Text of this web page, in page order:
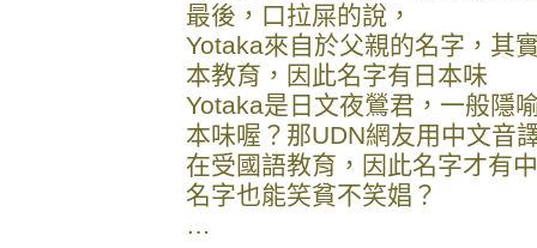
最後，口拉屎的說，
Yotaka來自於父親的名字，其
本教育，因此名字有日本味
Yotaka是日文夜鶯君，一般隱
本味喔？那UDN網友用中文音
在受國語教育，因此名字才有
名字也能笑貧不笑娼？
…